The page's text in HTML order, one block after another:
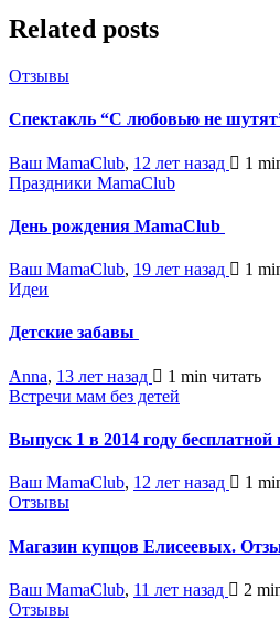
Related posts
Отзывы
Спектакль “С любовью не
Ваш MamaClub, 12 лет назад 1
Праздники MamaClub
День рождения MamaClub
Ваш MamaClub, 19 лет назад 1
Идеи
Детские забавы
Anna, 13 лет назад 1 min читать
Встречи мам без детей
Выпуск 1 в 2014 году
Ваш MamaClub, 12 лет назад 1
Отзывы
Магазин купцов Елисеевых.
Ваш MamaClub, 11 лет назад 2
Отзывы